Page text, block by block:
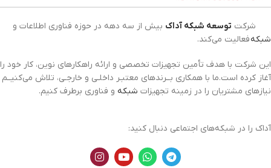
شرکت توسعه شبکه آداک بیش از سه دهه در حوزه فناوری اطلاعات و
شبکهفعالیت می‌کند.
این شرکت با هدف تأمین تجهیزات تخصصی و ارائه راهکارهای نوین، کار خود را
آغاز کرده است.ما با همکاری بــرندهای معتبـر داخلـی و خارجـی، تلاش می‌کنیــم
نیازهای مشتریان را در زمینه تجهیزات شبکه و فناوری برطرف کنیم.
آداک را در شبکه‌های اجتماعی دنبال کنید: